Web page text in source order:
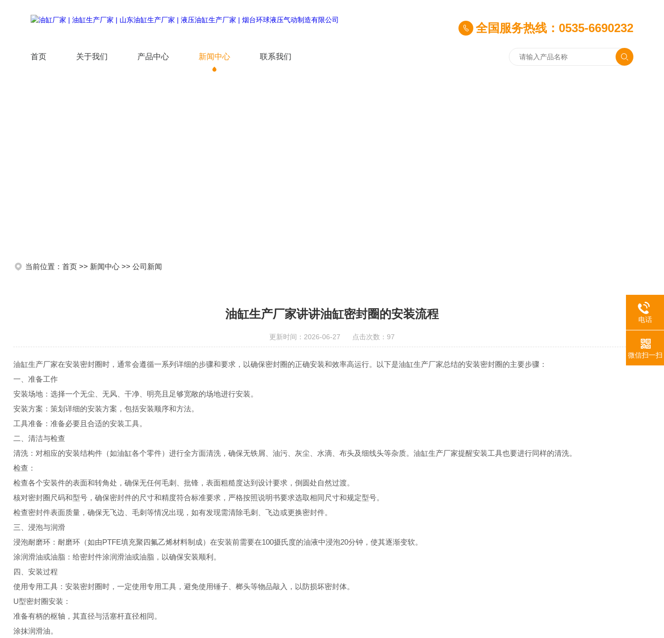
全国服务热线：0535-6690232
首页 关于我们 产品中心 新闻中心 联系我们
当前位置： 首页>> 新闻中心>> 公司新闻
油缸生产厂家讲讲油缸密封圈的安装流程
更新时间：2026-06-27 点击次数：97
油缸生产厂家在安装密封圈时，通常会遵循一系列详细的步骤和要求，以确保密封圈的正确安装和效率高运行。以下是油缸生产厂家总结的安装密封圈的主要步骤：
一、准备工作
安装场地：选择一个无尘、无风、干净、明亮且足够宽敞的场地进行安装。
安装方案：策划详细的安装方案，包括安装顺序和方法。
工具准备：准备必要且合适的安装工具。
二、清洁与检查
清洗：对相应的安装结构件（如油缸各个零件）进行全方面清洗，确保无铁屑、油污、灰尘、水滴、布头及细线头等杂质。油缸生产厂家提醒安装工具也要进行同样的清洗。
检查：
检查各个安装件的表面和转角处，确保无任何毛刺、批锋，表面粗糙度达到设计要求，倒圆处自然过渡。
核对密封圈尺码和型号，确保密封件的尺寸和精度符合标准要求，严格按照说明书要求选取相同尺寸和规定型号。
检查密封件表面质量，确保无飞边、毛刺等情况出现，如有发现需清除毛刺、飞边或更换密封件。
三、浸泡与润滑
浸泡耐磨环：耐磨环（如由PTFE填充聚四氟乙烯材料制成）在安装前需要在100摄氏度的油液中浸泡20分钟，使其逐渐变软。
涂润滑油或油脂：给密封件涂润滑油或油脂，以确保安装顺利。
四、安装过程
使用专用工具：安装密封圈时，一定使用专用工具，避免使用锤子、榔头等物品敲入，以防损坏密封体。
U型密封圈安装：
准备有柄的枢轴，其直径与活塞杆直径相同。
涂抹润滑油。
电话
微信扫一扫